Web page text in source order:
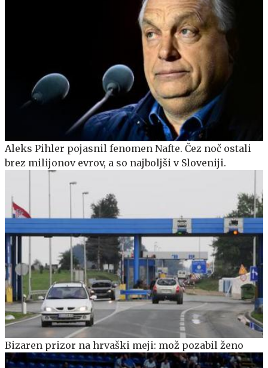
Aleks Pihler pojasnil fenomen Nafte. Čez noč ostali
brez milijonov evrov, a so najboljši v Sloveniji.
Bizaren prizor na hrvaški meji: mož pozabil ženo